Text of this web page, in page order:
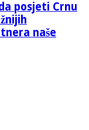
posjeti Crnu
naše